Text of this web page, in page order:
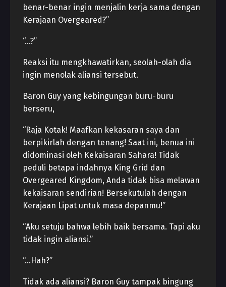
benar-benar ingin menjalin kerja sama dengan
Kerajaan Overgeared?”
“…?”
Reaksi itu mengkhawatirkan, seolah-olah dia
ingin menolak aliansi tersebut.
Baron Guy yang kebingungan buru-buru
berseru,
“Raja Kotak! Maafkan kekasaran saya dan
berpikirlah dengan tenang! Saat ini, benua ini
didominasi oleh Kekaisaran Sahara! Tidak
peduli betapa indahnya King Grid dan
Overgeared Kingdom, Anda tidak bisa melawan
kekaisaran sendirian! Bersekutulah dengan
Kerajaan Lipat untuk masa depanmu!”
“Aku setuju bahwa lebih baik bersama. Tapi aku
tidak ingin aliansi.”
“…Hah?”
Tidak ada aliansi? Baron Guy tampak bingung